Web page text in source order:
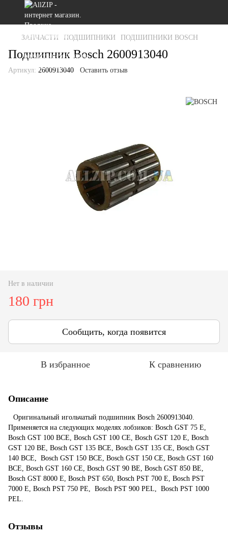
ЗАПЧАСТИ ПОДШИПНИКИ ПОДШИПНИКИ BOSCH
Подшипник Bosch 2600913040
Артикул: 2600913040 Оставить отзыв
Нет в наличии
180 грн
Сообщить, когда появится
В избранное К сравнению
Описание
Оригинальный игольчатый подшипник Bosch 2600913040.
Применяется на следующих моделях лобзиков: Bosch GST 75 E,
Bosch GST 100 BCE, Bosch GST 100 CE, Bosch GST 120 E, Bosch
GST 120 BE, Bosch GST 135 BCE, Bosch GST 135 CE, Bosch GST
140 BCE, Bosch GST 150 BCE, Bosch GST 150 CE, Bosch GST 160
BCE, Bosch GST 160 CE, Bosch GST 90 BE, Bosch GST 850 BE,
Bosch GST 8000 E, Bosch PST 650, Bosch PST 700 E, Bosch PST
7000 E, Bosch PST 750 PE, Bosch PST 900 PEL, Bosch PST 1000
PEL.
Отзывы